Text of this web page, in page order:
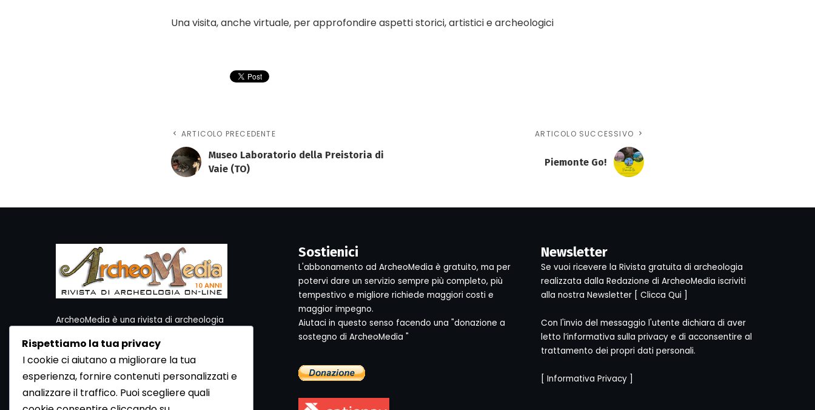
Una visita, anche virtuale, per approfondire aspetti storici, artistici e archeologici
ARTICOLO PRECEDENTE
Museo Laboratorio della Preistoria di
Vaie (TO)
ARTICOLO SUCCESSIVO
Piemonte Go!
ArcheoMedia è una rivista di archeologia
Per contattare la Redazione potete utilizzare i
seguenti recapiti:
Redazione ArcheoMedia c/o Mediares S.c.
Via Gioberti 80/D - 10128 Torino
Tel 011.5806363 - Fax 011.5808561
Sostienici
L'abbonamento ad ArcheoMedia è gratuito, ma per
potervi dare un servizio sempre più completo, più
tempestivo e migliore richiede maggiori costi e
maggior impegno.
Aiutaci in questo senso facendo una "donazione a
sostegno di ArcheoMedia "
Newsletter
Se vuoi ricevere la Rivista gratuita di archeologia
realizzata dalla Redazione di ArcheoMedia iscriviti
alla nostra Newsletter [ Clicca Qui ]
Con l'invio del messaggio l'utente dichiara di aver
letto l’informativa sulla privacy e di acconsentire al
trattamento dei propri dati personali.
[ Informativa Privacy]
Rispettiamo la tua privacy
I cookie ci aiutano a migliorare la tua
esperienza, fornire contenuti personalizzati e
analizzare il traffico. Puoi scegliere quali